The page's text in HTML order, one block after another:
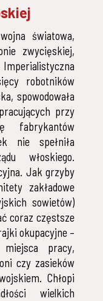
światowa,
zwycięskiej,
robotników
spowodowała
przy
fabrykantów
nie spełniła
włoskiego.
Jak grzyby
zakładowe
sowietów)
coraz częstsze
okupacyjne –
pracy,
czy zasieków
Chłopi
wielkich